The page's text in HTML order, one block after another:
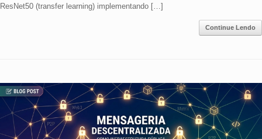
ResNet50 (transfer learning) implementando […]
Continue Lendo